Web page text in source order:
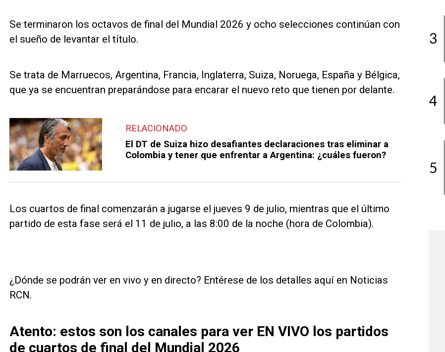
Se terminaron los octavos de final del Mundial 2026 y ocho selecciones continúan con
el sueño de levantar el título.
Se trata de Marruecos, Argentina, Francia, Inglaterra, Suiza, Noruega, España y Bélgica,
que ya se encuentran preparándose para encarar el nuevo reto que tienen por delante.
RELACIONADO
El DT de Suiza hizo desafiantes declaraciones tras eliminar a
Colombia y tener que enfrentar a Argentina: ¿cuáles fueron?
Los cuartos de final comenzarán a jugarse el jueves 9 de julio, mientras que el último
partido de esta fase será el 11 de julio, a las 8:00 de la noche (hora de Colombia).
¿Dónde se podrán ver en vivo y en directo? Entérese de los detalles aquí en Noticias
RCN.
Atento: estos son los canales para ver EN VIVO los partidos
de cuartos de final del Mundial 2026
3
4
5